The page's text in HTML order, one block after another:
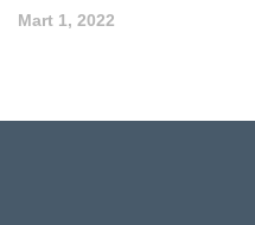
Mart 1, 2022